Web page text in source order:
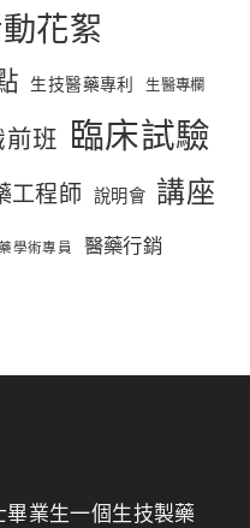
花絮
生技醫藥專利 生醫專欄
前班 臨床試驗
工程師 說明會 講座
學術專員 醫藥行銷
業生一個生技製藥